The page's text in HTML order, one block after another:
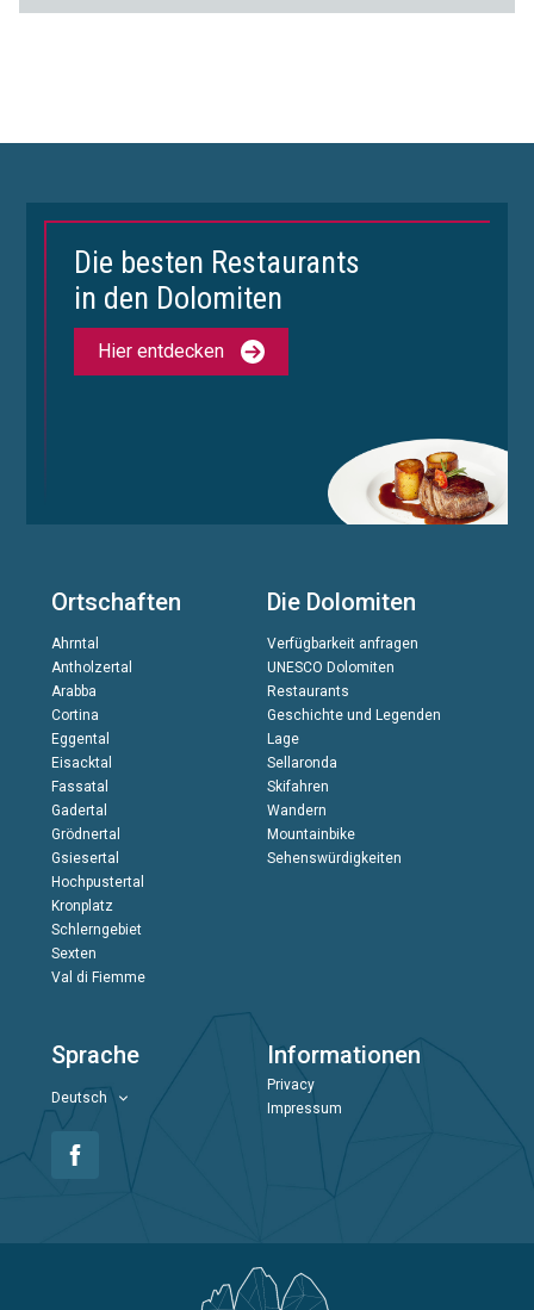
Die besten Restaurants
in den Dolomiten
Hier entdecken
Ortschaften
Ahrntal
Antholzertal
Arabba
Cortina
Eggental
Eisacktal
Fassatal
Gadertal
Grödnertal
Gsiesertal
Hochpustertal
Kronplatz
Schlerngebiet
Sexten
Val di Fiemme
Die Dolomiten
Verfügbarkeit anfragen
UNESCO Dolomiten
Restaurants
Geschichte und Legenden
Lage
Sellaronda
Skifahren
Wandern
Mountainbike
Sehenswürdigkeiten
Sprache
Deutsch
Informationen
Privacy
Impressum